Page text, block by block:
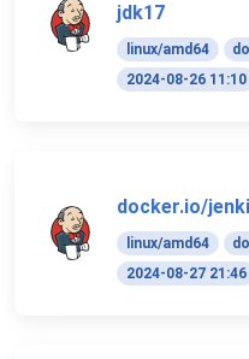
jdk17
linux/amd64
2024-08-26 11:10
docker.io/
linux/amd64
2024-08-27 21:46